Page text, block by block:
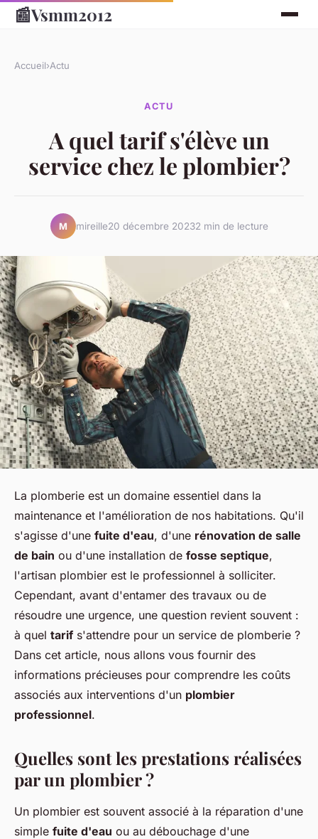
📰Vsmm2012
Accueil›Actu
ACTU
A quel tarif s'élève un
service chez le plombier?
M mireille20 décembre 20232 min de lecture
La plomberie est un domaine essentiel dans la
maintenance et l'amélioration de nos habitations. Qu'il
s'agisse d'une fuite d'eau, d'une rénovation de salle
de bain ou d'une installation de fosse septique,
l'artisan plombier est le professionnel à solliciter.
Cependant, avant d'entamer des travaux ou de
résoudre une urgence, une question revient souvent :
à quel tarif s'attendre pour un service de plomberie ?
Dans cet article, nous allons vous fournir des
informations précieuses pour comprendre les coûts
associés aux interventions d'un plombier
professionnel.
Quelles sont les prestations réalisées
par un plombier ?
Un plombier est souvent associé à la réparation d'une
simple fuite d'eau ou au débouchage d'une